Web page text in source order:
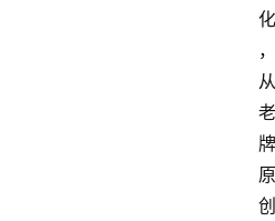
化
，
从
老
牌
原
创